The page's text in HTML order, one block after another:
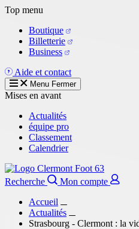
Aller
contenu
principal
Top menu
Boutique
Billetterie
Business
Aide et contact
Menu Fermer
Mises en avant
Actualités
équipe pro
Classement
Calendrier
Recherche
Mon compte
Accueil
Actualités
Strasbourg - Clermont : la